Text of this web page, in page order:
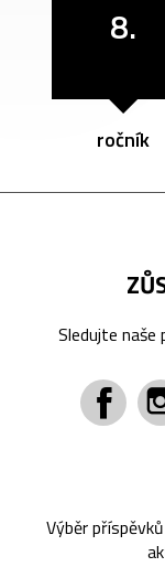
8.
ročník
Sledujte naše
Výběr